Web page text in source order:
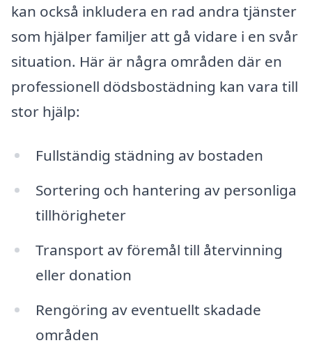
kan också inkludera en rad andra tjänster
som hjälper familjer att gå vidare i en svår
situation. Här är några områden där en
professionell dödsbostädning kan vara till
stor hjälp:
Fullständig städning av bostaden
Sortering och hantering av personliga
tillhörigheter
Transport av föremål till återvinning
eller donation
Rengöring av eventuellt skadade
områden